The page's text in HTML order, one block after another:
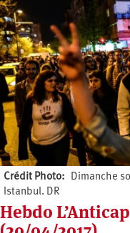
Crédit Photo
Dimanche
Istanbul. DR
Hebdo